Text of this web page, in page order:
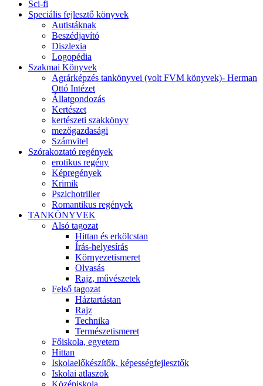
Sci-fi
Speciális fejlesztő könyvek
Autistáknak
Beszédjavító
Diszlexia
Logopédia
Szakmai Könyvek
Agrárképzés tankönyvei (volt FVM könyvek)- Herman
Ottó Intézet
Állatgondozás
Kertészet
kertészeti szakkönyv
mezőgazdasági
Számvitel
Szórakoztató regények
erotikus regény
Képregények
Krimik
Pszichotriller
Romantikus regények
TANKÖNYVEK
Alsó tagozat
Hittan és erkölcstan
Írás-helyesírás
Környezetismeret
Olvasás
Rajz, művészetek
Felső tagozat
Háztartástan
Rajz
Technika
Természetismeret
Főiskola, egyetem
Hittan
Iskolaelőkészítők, képességfejlesztők
Iskolai atlaszok
Középiskola